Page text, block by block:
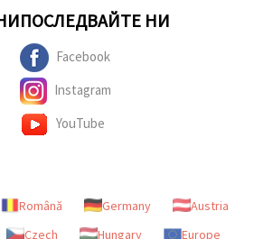
ПОСЛЕДВАЙТЕ НИ
Facebook
Instagram
YouTube
Română Germany
Austria
Czech Hungary Europe